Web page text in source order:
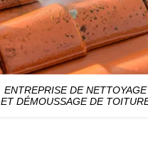
ENTREPRISE DE NETTOYAGE
ET DÉMOUSSAGE DE